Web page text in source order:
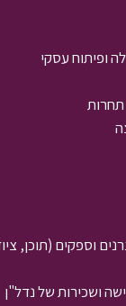
ופיתוח עסקי
תחרות
וספקים (תוכן,
ושכירות של נדל"ן